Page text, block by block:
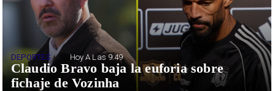
Claudio Bravo baja la euforia sobre
fichaje de Vozinha
DEPORTES Hoy A Las 9:49